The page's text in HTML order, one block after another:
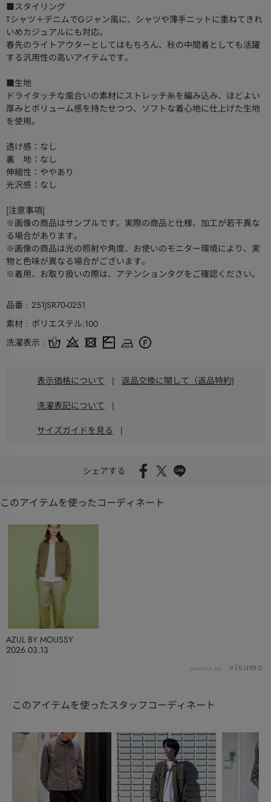
■スタイリング
Tシャツ＋デニムでGジャン風に、シャツや薄手ニットに重ねてきれ
いめカジュアルにも対応。
春先のライトアウターとしてはもちろん、秋の中間着としても活躍
する汎用性の高いアイテムです。
■生地
ドライタッチな風合いの素材にストレッチ糸を編み込み、ほどよい
厚みとボリューム感を持たせつつ、ソフトな着心地に仕上げた生地
を使用。
透け感：なし
裏 地：なし
伸縮性：ややあり
光沢感：なし
[注意事項]
※画像の商品はサンプルです。実際の商品と仕様、加工が若干異な
る場合があります。
※画像の商品は光の照射や角度、お使いのモニター環境により、実
物と色味が異なる場合がございます。
※着用、お取り扱いの際は、アテンションタグをご確認ください。
品番
251JSR70-0251
素材
ポリエステル:100
洗濯表示
表示価格について | 返品交換に関して（返品特約)
洗濯表記について |
サイズガイドを見る |
シェアする
このアイテムを使ったコーディネート
2026.03.13
AZUL BY MOUSSY
powered by
このアイテムを使ったスタッフコーディネート